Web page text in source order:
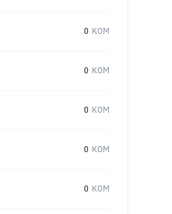
0 KOM
0 KOM
0 KOM
0 KOM
0 KOM